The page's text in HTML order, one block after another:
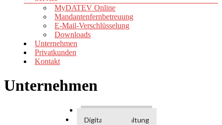
MyDATEV Online
Mandantenfernbetreuung
E-Mail-Verschlüsselung
Downloads
Unternehmen
Privatkunden
Kontakt
Unternehmen
Existenzgründung
Digitale Buchhaltung